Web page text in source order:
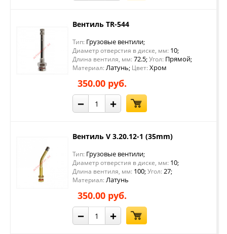
Вентиль TR-544
Тип: Грузовые вентили;
Диаметр отверстия в диске, мм: 10;
Длина вентиля, мм: 72.5;Угол: Прямой;
Материал: Латунь; Цвет: Хром
350.00 руб.
− +
Вентиль V 3.20.12-1 (35mm)
Тип: Грузовые вентили;
Диаметр отверстия в диске, мм: 10;
Длина вентиля, мм: 100;Угол: 27;
Материал: Латунь
350.00 руб.
− +